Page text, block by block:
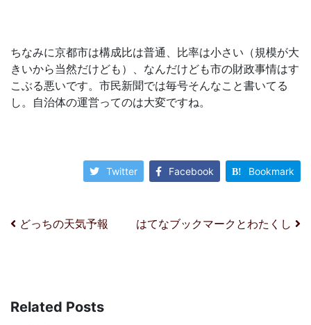
ちなみに京都市は構成比は普通、比率は小さい（規模が大
きいから当然だけども）、なんだけども市の財政事情はす
こぶる悪いです。市民新聞では毎号そんなこと書いてる
し。自治体の運営ってのは大変ですね。
Twitter Facebook Bookmark
投稿ナビゲーション
どっちの天気予報 はてなブックマークとわたくし
Related Posts